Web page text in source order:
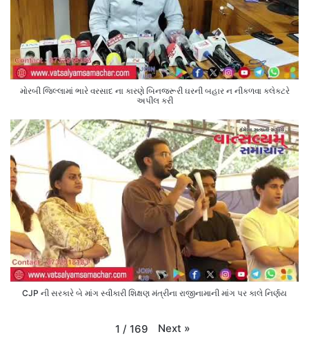
મોરબી જિલ્લામાં ભારે વરસાદ ના કારણે બિનજરૂરી ઘરની બહાર ન નીકળવા કલેક્ટરે
અપીલ કરી
CJP ની સરકારે બે માંગ સ્વીકારી શિક્ષણ મંત્રીના રાજીનામાની માંગ પર કાલે નિર્ણય
1 / 169 Next »